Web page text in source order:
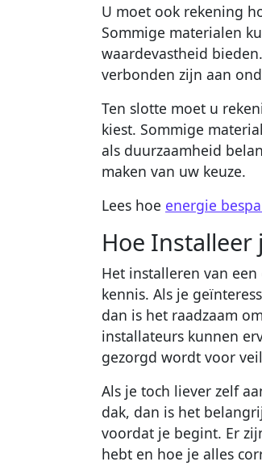
U moet ook rekening
Sommige materialen
waardevastheid
verbonden zijn aan
Ten slotte moet u
kiest. Sommige
als duurzaamheid
maken van uw keuze.
Lees hoe energie
Hoe Installeer
Het installeren van
kennis. Als je
dan is het raadzaam
installateurs kunnen
gezorgd wordt voor
Als je toch liever zelf
dak, dan is het
voordat je begint. Er
hebt en hoe je alles